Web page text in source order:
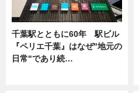
千葉駅とともに60年 駅ビル
『ペリエ千葉』はなぜ"地元の
日常"であり続…